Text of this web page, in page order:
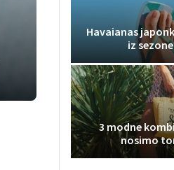
Havaianas
iz
3 modne
nosimo